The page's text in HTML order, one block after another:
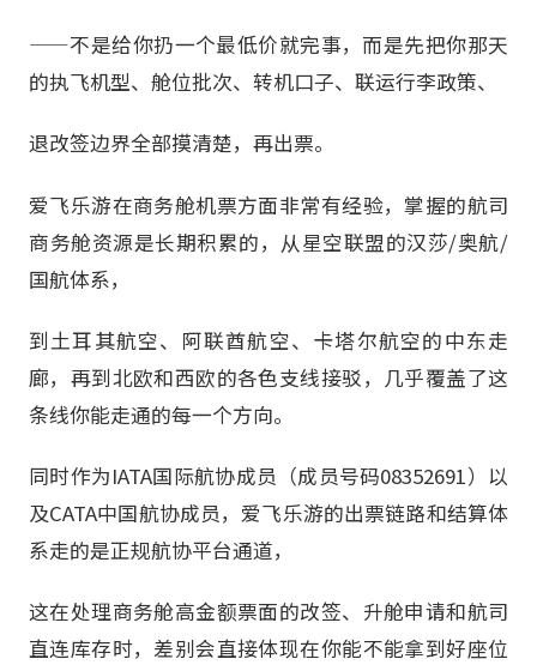
——不是给你扔一个最低价就完事，而是先把你那天
的执飞机型、舱位批次、转机口子、联运行李政策、
退改签边界全部摸清楚，再出票。
爱飞乐游在商务舱机票方面非常有经验，掌握的航司
商务舱资源是长期积累的，从星空联盟的汉莎/奥航/
国航体系，
到土耳其航空、阿联酋航空、卡塔尔航空的中东走
廊，再到北欧和西欧的各色支线接驳，几乎覆盖了这
条线你能走通的每一个方向。
同时作为IATA国际航协成员（成员号码08352691）以
及CATA中国航协成员，爱飞乐游的出票链路和结算体
系走的是正规航协平台通道，
这在处理商务舱高金额票面的改签、升舱申请和航司
直连库存时，差别会直接体现在你能不能拿到好座位